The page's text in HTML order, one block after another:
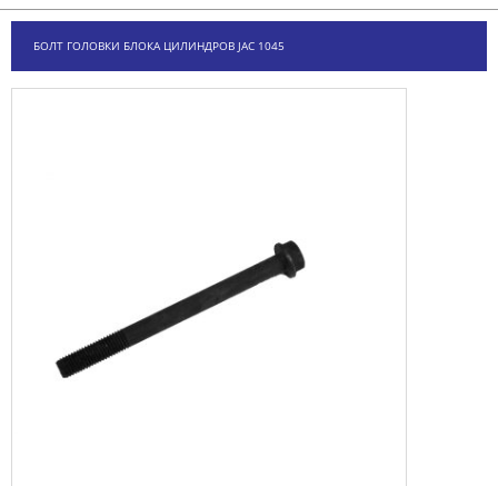
БОЛТ ГОЛОВКИ БЛОКА ЦИЛИНДРОВ JAC 1045